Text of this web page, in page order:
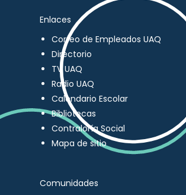
Enlaces
Correo de Empleados UAQ
Directorio
TV UAQ
Radio UAQ
Calendario Escolar
Bibliotecas
Contraloría Social
Mapa de sitio
Comunidades